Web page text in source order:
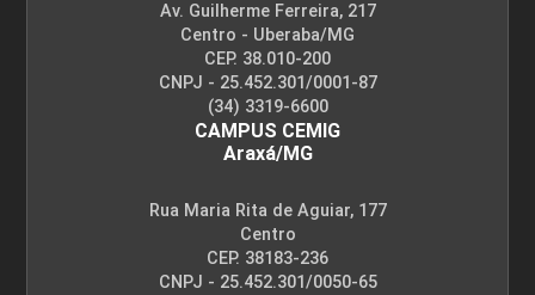
Av. Guilherme Ferreira, 217
Centro - Uberaba/MG
CEP. 38.010-200
CNPJ - 25.452.301/0001-87
(34) 3319-6600
CAMPUS CEMIG
Araxá/MG
Rua Maria Rita de Aguiar, 177
Centro
CEP. 38183-236
CNPJ - 25.452.301/0050-65